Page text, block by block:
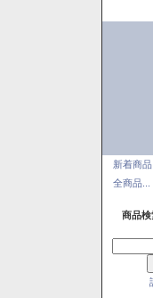
新着商品
全商品...
商品検